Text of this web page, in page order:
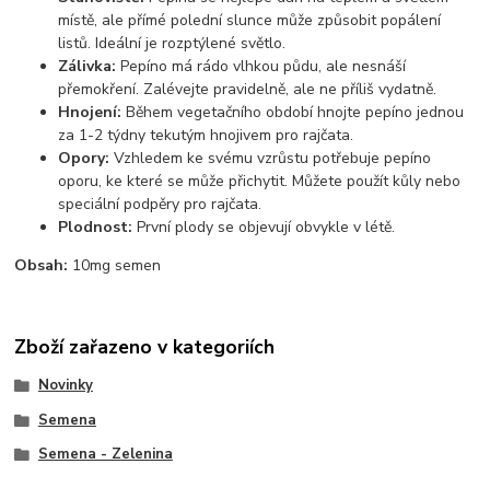
místě, ale přímé polední slunce může způsobit popálení
listů. Ideální je rozptýlené světlo.
Zálivka: Pepíno má rádo vlhkou půdu, ale nesnáší
přemokření. Zalévejte pravidelně, ale ne příliš vydatně.
Hnojení: Během vegetačního období hnojte pepíno jednou
za 1-2 týdny tekutým hnojivem pro rajčata.
Opory: Vzhledem ke svému vzrůstu potřebuje pepíno
oporu, ke které se může přichytit. Můžete použít kůly nebo
speciální podpěry pro rajčata.
Plodnost: První plody se objevují obvykle v létě.
Obsah: 10mg semen
Zboží zařazeno v kategoriích
Novinky
Semena
Semena - Zelenina